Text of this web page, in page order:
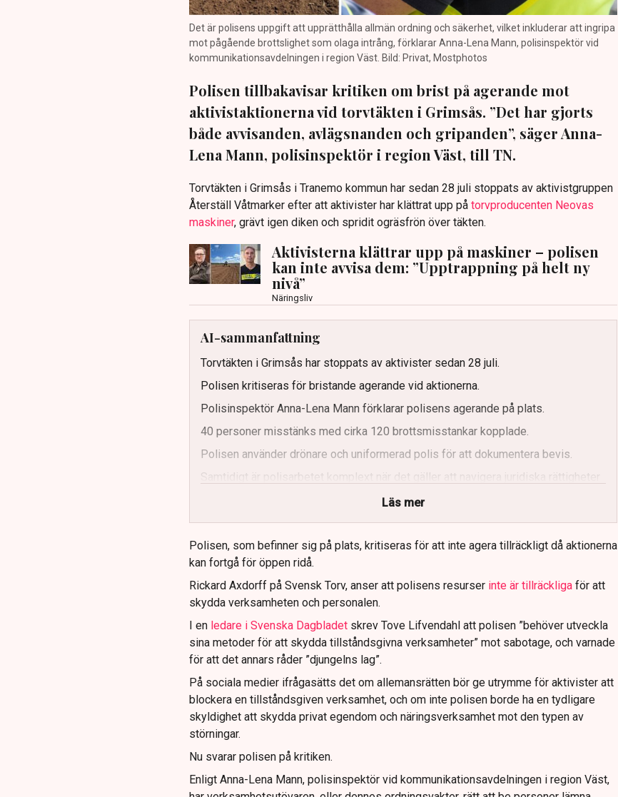
Det är polisens uppgift att upprätthålla allmän ordning och säkerhet, vilket inkluderar att ingripa
mot pågående brottslighet som olaga intrång, förklarar Anna-Lena Mann, polisinspektör vid
kommunikationsavdelningen i region Väst. Bild: Privat, Mostphotos
Polisen tillbakavisar kritiken om brist på agerande mot
aktivistaktionerna vid torvtäkten i Grimsås. ”Det har gjorts
både avvisanden, avlägsnanden och gripanden”, säger Anna-
Lena Mann, polisinspektör i region Väst, till TN.
Torvtäkten i Grimsås i Tranemo kommun har sedan 28 juli stoppats av aktivistgruppen
Återställ Våtmarker efter att aktivister har klättrat upp påtorvproducenten Neovas
maskiner, grävt igen diken och spridit ogräsfrön över täkten.
Aktivisterna klättrar upp på maskiner – polisen
kan inte avvisa dem: ”Upptrappning på helt ny
nivå”
Näringsliv
AI-sammanfattning
Torvtäkten i Grimsås har stoppats av aktivister sedan 28 juli.
Polisen kritiseras för bristande agerande vid aktionerna.
Polisinspektör Anna-Lena Mann förklarar polisens agerande på plats.
40 personer misstänks med cirka 120 brottsmisstankar kopplade.
Polisen använder drönare och uniformerad polis för att dokumentera bevis.
Samtidigt är polisarbetet komplext när det gäller att navigera juridiska rättigheter
Läs mer
Polisen, som befinner sig på plats, kritiseras för att inte agera tillräckligt då aktionerna
kan fortgå för öppen ridå.
Rickard Axdorff på Svensk Torv, anser att polisens resurser inte är tillräckliga för att
skydda verksamheten och personalen.
I en ledare i Svenska Dagbladet skrev Tove Lifvendahl att polisen ”behöver utveckla
sina metoder för att skydda tillståndsgivna verksamheter” mot sabotage, och varnade
för att det annars råder ”djungelns lag”.
På sociala medier ifrågasätts det om allemansrätten bör ge utrymme för aktivister att
blockera en tillståndsgiven verksamhet, och om inte polisen borde ha en tydligare
skyldighet att skydda privat egendom och näringsverksamhet mot den typen av
störningar.
Nu svarar polisen på kritiken.
Enligt Anna-Lena Mann, polisinspektör vid kommunikationsavdelningen i region Väst,